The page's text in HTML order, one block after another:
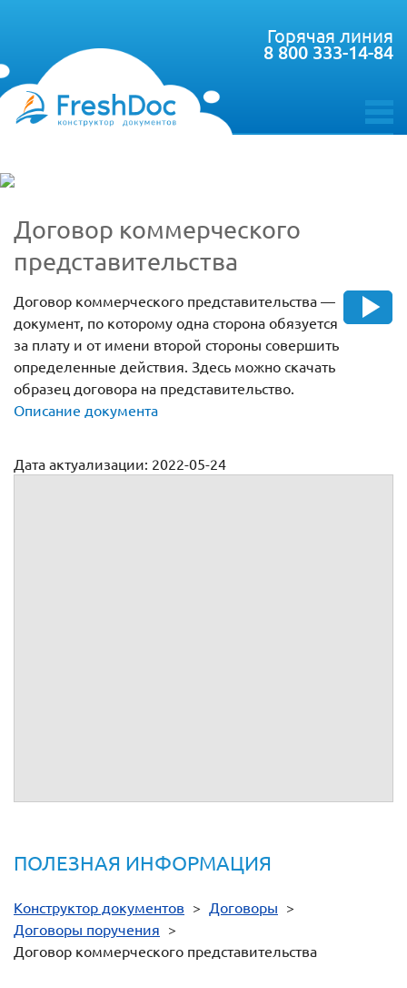
toggle
Горячая линия
8 800 333-14-84
Договор коммерческого
представительства
Договор коммерческого представительства —
документ, по которому одна сторона обязуется
за плату и от имени второй стороны совершить
определенные действия. Здесь можно скачать
образец договора на представительство.
Описание документа
Дата актуализации: 2022-05-24
ПОЛЕЗНАЯ ИНФОРМАЦИЯ
Конструктор документов > Договоры >
Договоры поручения >
Договор коммерческого представительства